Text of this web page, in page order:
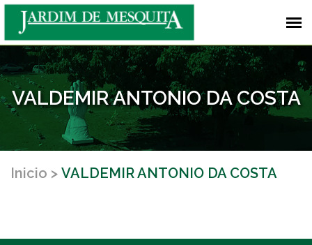
VALDEMIR ANTONIO DA COSTA
Inicio VALDEMIR ANTONIO DA COSTA